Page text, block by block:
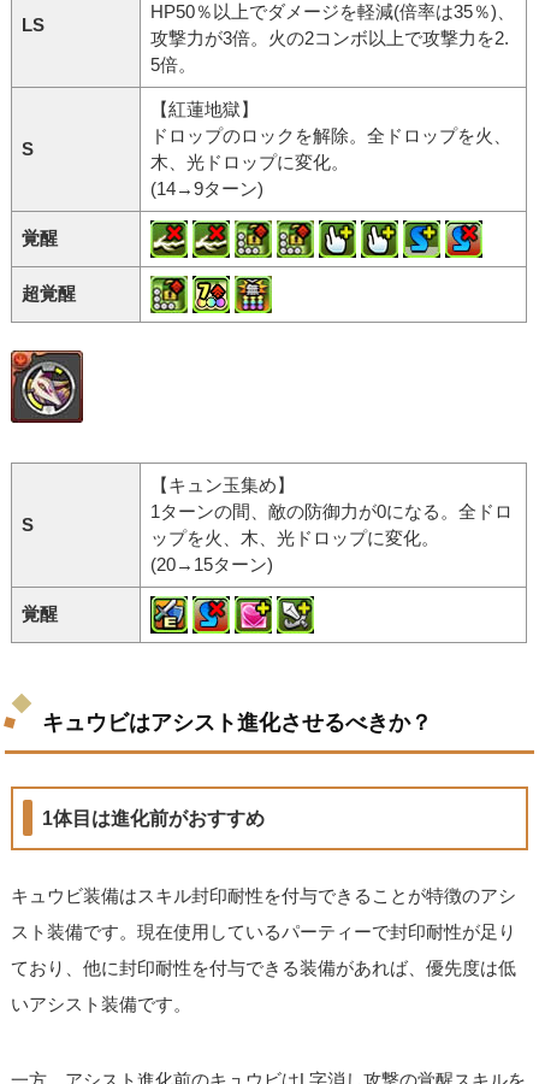
LS
HP50％以上でダメージを軽減(倍率は35％)、
攻撃力が3倍。火の2コンボ以上で攻撃力を2.
5倍。
S
【紅蓮地獄】
ドロップのロックを解除。全ドロップを火、
木、光ドロップに変化。
(14→9ターン)
覚醒
超覚醒
S
【キュン玉集め】
1ターンの間、敵の防御力が0になる。全ドロ
ップを火、木、光ドロップに変化。
(20→15ターン)
覚醒
キュウビはアシスト進化させるべきか？
1体目は進化前がおすすめ
キュウビ装備はスキル封印耐性を付与できることが特徴のアシ
スト装備です。現在使用しているパーティーで封印耐性が足り
ており、他に封印耐性を付与できる装備があれば、優先度は低
いアシスト装備です。